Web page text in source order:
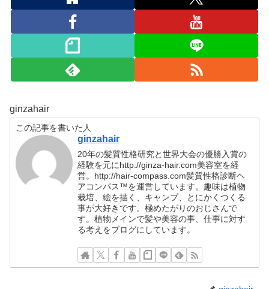
ginzahair
この記事を書いた人
ginzahair
20年の髪質性格研究と世界大会の優勝入賞の
経験を元にhttp://ginza-hair.com美容室を経
営。http://hair-compass.com髪質性格診断ヘ
アコンパス™︎を運営しています。趣味は植物
栽培、絵を描く、キャンプ、とにかくつくる
事が大好きです。極めたがりのおじさんで
す。植物メインで髪や美容の事、仕事に対す
る考えをブログにしています。